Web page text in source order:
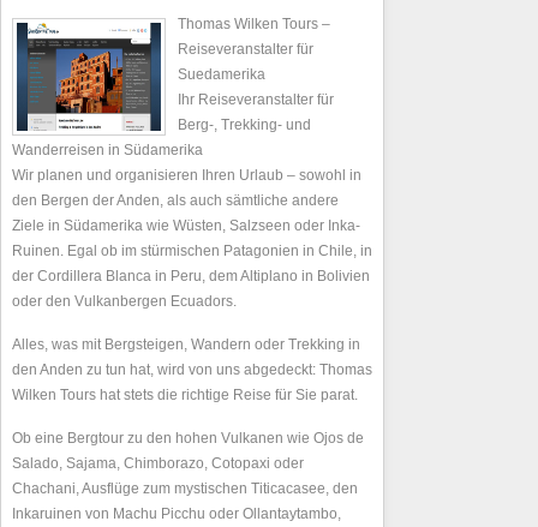
Thomas Wilken Tours –
Reiseveranstalter für
Suedamerika
Ihr Reiseveranstalter für
Berg-, Trekking- und
Wanderreisen in Südamerika
Wir planen und organisieren Ihren Urlaub – sowohl in
den Bergen der Anden, als auch sämtliche andere
Ziele in Südamerika wie Wüsten, Salzseen oder Inka-
Ruinen. Egal ob im stürmischen Patagonien in Chile, in
der Cordillera Blanca in Peru, dem Altiplano in Bolivien
oder den Vulkanbergen Ecuadors.
Alles, was mit Bergsteigen, Wandern oder Trekking in
den Anden zu tun hat, wird von uns abgedeckt: Thomas
Wilken Tours hat stets die richtige Reise für Sie parat.
Ob eine Bergtour zu den hohen Vulkanen wie Ojos de
Salado, Sajama, Chimborazo, Cotopaxi oder
Chachani, Ausflüge zum mystischen Titicacasee, den
Inkaruinen von Machu Picchu oder Ollantaytambo,